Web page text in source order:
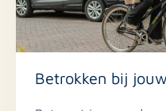
Betrokken bij